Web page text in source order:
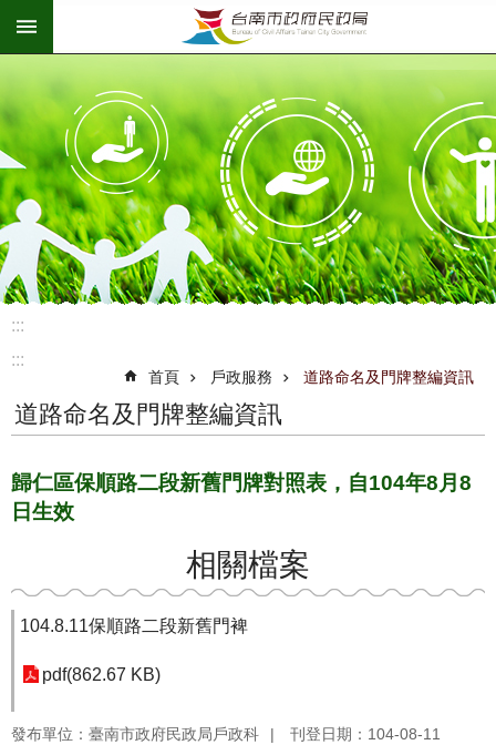
跳到主要內容區塊
:::
:::
首頁 戶政服務 道路命名及門牌整編資訊
道路命名及門牌整編資訊
歸仁區保順路二段新舊門牌對照表，自104年8月8
日生效
相關檔案
104.8.11保順路二段新舊門裨
pdf(862.67 KB)
發布單位：臺南市政府民政局戶政科
刊登日期：104-08-11